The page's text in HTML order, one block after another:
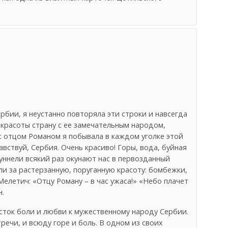
я неустанно повторяла эти строки и навсегда
страну с ее замечательным народом,
Романом я побывала в каждом уголке этой
Сербия. Очень красиво! Горы, вода, буйная
всякий раз окунают нас в первозданный
растерзанную, поруганную красоту: бомбежки,
«Отцу Роману – в час ужаса!» «Небо плачет
боли и любви к мужественному народу Сербии.
и всюду горе и боль. В одном из своих